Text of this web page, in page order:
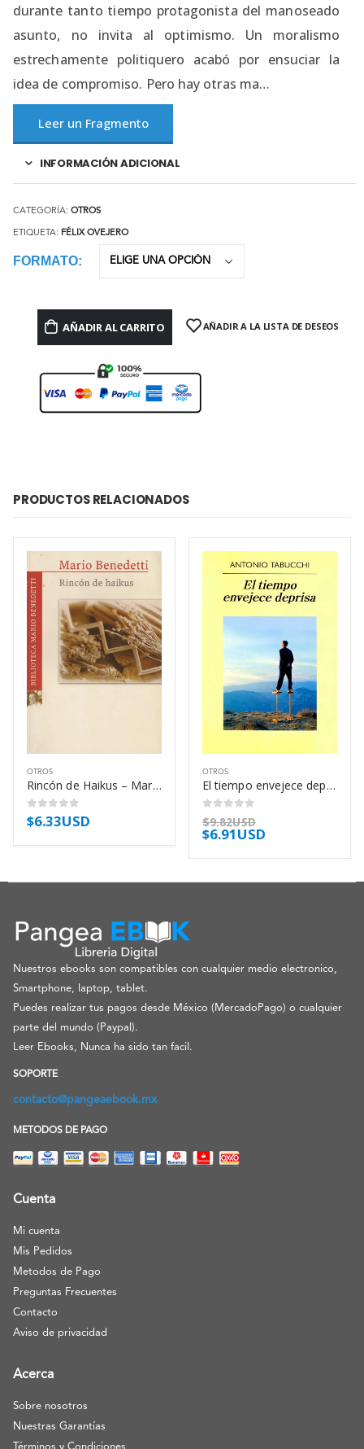
durante tanto tiempo protagonista del manoseado
asunto, no invita al optimismo. Un moralismo
estrechamente politiquero acabó por ensuciar la
idea de compromiso. Pero hay otras ma…
Leer un Fragmento
INFORMACIÓN ADICIONAL
CATEGORÍA: OTROS
ETIQUETA: FÉLIX OVEJERO
FORMATO
AÑADIR AL CARRITO AÑADIR A LA LISTA DE DESEOS
PRODUCTOS RELACIONADOS
OTROS
Rincón de Haikus – Mario Benedetti
0out of 5
$6.33USD
OTROS
El tiempo envejece deprisa – Antonio Tabucchi
0out of 5
$9.82USD
$6.91USD
Nuestros ebooks son compatibles con cualquier medio electronico,
Smartphone, laptop, tablet.
Puedes realizar tus pagos desde México (MercadoPago) o cualquier
parte del mundo (Paypal).
Leer Ebooks, Nunca ha sido tan facil.
SOPORTE
contacto@pangeaebook.mx
METODOS DE PAGO
Cuenta
Mi cuenta
Mis Pedidos
Metodos de Pago
Preguntas Frecuentes
Contacto
Aviso de privacidad
Acerca
Sobre nosotros
Nuestras Garantías